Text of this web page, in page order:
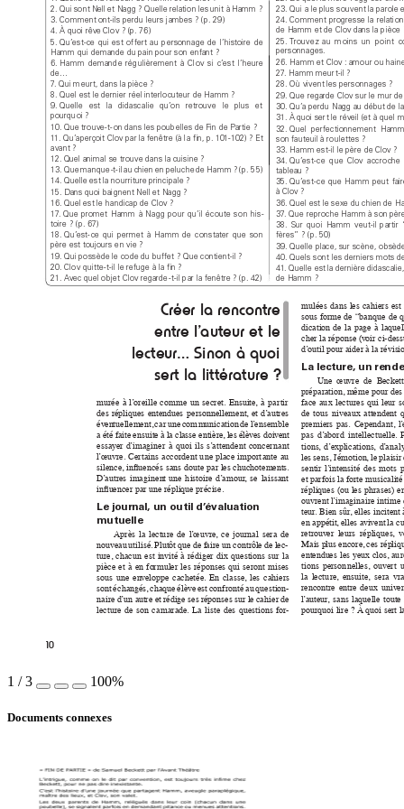
0
mulées dans les cahiers est
sous forme de “banque de
dication de la page à
cher la réponse (voir ci-
d’outil pour aider à la révis
La lecture, un rend
Une  œuvre  de  B
préparation, même pour
face aux lectures qui leur
de tous niveaux attendent
premiers pas. Cependant, l’
pas d’abord intellectuelle.
tions, d’explications, d’a
les sens, l’émotion, le plaisir
sentir l’intensité des mots
et parfois la forte musicalité
répliques (ou les phrases)
ouvrent l’imaginaire intime
teur. Bien sûr, elles incitent
en appétit, elles avivent la
retrouver leurs répliques, v
Mais plus encore, ces rép
entendues les yeux clos, au
tions personnelles, ouvert
la lecture, ensuite sera v
rencontre entre deux univ
l’auteur, sans laquelle toute
pourquoi lire ? À quoi sert
murée à l’oreille comme un secret. Ensuite à partir
des répliques entendues personnellement, et d’autres
éventuellement, car une communication de l’ensemble
a été faite ensuite à la classe entière , les élèves doivent
essayer d’imaginer à quoi ils s’attendent concernant
l’œuvre. Certains accordent une place importante au
silence, inuencés sans doute par les chuchotements.
D’autres imaginent une histoire d’amour, se laissant
inuencer par une réplique précise
Le journal, un outil d’évaluation
mutuel
le
Après la lecture de l’œuvre, ce journal sera de
nouveau utilisé. Plutôt que de faire un contrôle de lec-
ture chacun est invité à rédiger dix questions sur la
pièce et à en formuler les réponses qui seront mises
sous une enveloppe cachetée. En classe, les cahiers
sont échangés, chaque élève est confronté au question-
naire d’un autre et rédige ses réponses sur le cahier de
lecture de son camarade La liste des questions for-
2. Qui sont Nell et Nagg ? Quelle relation les unit à Hamm ?
3. Comment ont-ils perdu leurs jambes ? (p. 29)
4. À quoi rêve Clov ? (p. 76)
5. Qu’est-ce qui est offert au p ersonnage de ’histoire de
Hamm qui demande du pain pour son enfant ?
6. Hamm demand e rég ulièrement à Cl ov si c’est l’heure
de…
7 . Qui m eurt, dans la pièce ?
8. Quel est le dernier réel interlocuteur de Hamm ?
9. Quelle est la didascalie qu’on retrouve le plus
et
pourqu oi ?
10. Que trouve-t-on dans les poub elles de Fin de Partie ?
11 . Qu’aperçoit Clov par la fenêtre (à l a ﬁn, p. 101-102) ? Et
avant ?
12. Quel anima l se trouve dans la cuisine ?
13. Que manque-t-il au chien en peluche de Hamm ? (p. 5 5)
14. Quelle est la nourriture principale ?
15. Dans quoi bai gnent Nell et Nagg ?
16. Quel est le handicap de Clov ?
17. Que promet Hamm à Nagg pour qu’il écoute son his-
toire ? (p. 67)
18 . Qu’est-ce qui permet à Hamm de constater que son
père est toujours en vie ?
19. Qui possède le code du buffet ? Que contient-il ?
20. Clov quitte-t-il le refuge à la ﬁn ?
21 . Avec quel objet Clov regarde-t-il p ar la fenêtre ? (p. 42)
23. Qui a le plus souvent la parole
24. Comment progresse la relati on
de Hamm et de Clov dans la p ièce
25. Trouvez  au m oins  un  point
personnages.
26. Hamm et Clov : amour ou
27. Hamm meurt-il ?
28 . Où vivent les personnages ?
29. Que regarde Clov sur le mur de
30. Qu’a perdu Nagg au début de l
31 . À quoi sert le réveil (et à quel
32. Quel perfectionnement H
son fauteuil à roulettes ?
33. Hamm est-il le père de Clov ?
34. Qu’est-ce q ue Clov accroche
tab leau ?
35 . Qu’est-ce que Hamm peut
à Clov ?
36. Quel est le sexe du chien de
37. Que reproche Hamm à son
38. Sur quoi Hamm veut-il p artir
fères” ? (p. 50)
39. Quelle p lace, sur scène,
40. Que ls sont les derniers mots
41 . Quelle est a dernière didascalie,
de Hamm ?
Créer la rencontre
entre l’auteur et le
lecteur… Sinon à quoi
sert la littérature ?
1 /3 100%
Documents connexes